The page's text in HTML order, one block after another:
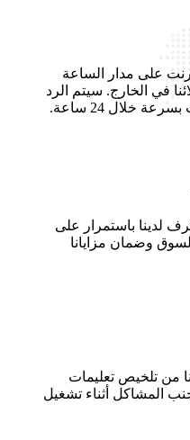
على مدار الساعة
في الخارج. سيتم الرد
خلال 24 ساعة.
لدينا باستمرار على
وضمان مزايانا
من تلخيص تعليمات
المشاكل أثناء تشغيل